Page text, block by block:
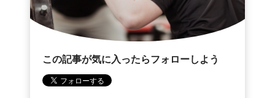
この記事が気に入ったらフォローしよう